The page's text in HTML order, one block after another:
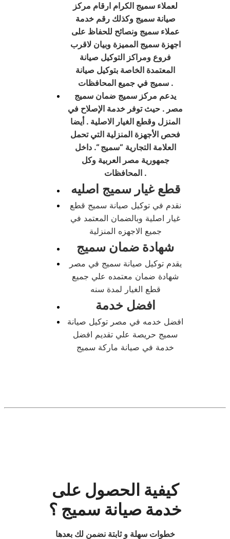
لعملاء سميج الكرام ارقام مركز
صيانة سميج وكذلك رقم خدمة
عملاء سميج ونصائح للحفاظ على
اجهزة سميج المميزة وبيان لاقرب
فروع ومراكز التوكيل صيانة
المعتمدة الخاصة بتوكيل صيانة
سميج في جميع المحافظات .
يدعم مركز سميج ضمان سميج
مصر . حيث توفر خدمة الإصلاح في
المنزل وقطع الغيار الاصلية . أيضا
فحص الأجهزة المنزلية التي تحمل
العلامة التجارية “سميج “. داخل
جمهورية مصر العربية وكل
المحافظات .
قطع غيار سميج اصليه
نقدم في توكيل صيانة سميج قطع
غيار اصلية وبالضمان المعتمد في
جميع الاجهزه المنزلية
شهادة ضمان سميج
يقدم توكيل صيانة سميج في مصر
شهادة ضمان معتمده علي جميع
قطع الغيار لمدة سنه
افضل خدمة
افضل خدمه في مصر توكيل صيانة
سميج حريصة علي تقديم افضل
خدمة في صيانة ماركة سميج
كيفية الحصول على
خدمة صيانة سميج ؟
خطوات سهلة و ثابتة نضمن لك بعدها